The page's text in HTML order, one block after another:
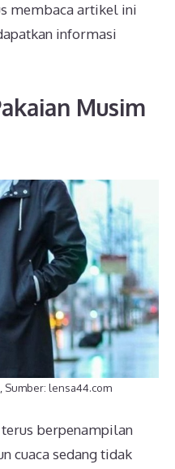
membaca artikel ini
informasi
Musim
Sumber: lensa44.com
berpenampilan
cuaca sedang tidak